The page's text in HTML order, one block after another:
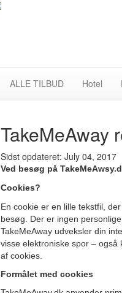
ALLE TILBUD Hotel
TakeMeAway
Sidst opdateret: July 04, 2017
Ved besøg på
Cookies?
En cookie er en lille tekstfil,
besøg. Der er ingen
TakeMeAway udveksler din
visse elektroniske spor –
af cookies.
Formålet med cookies